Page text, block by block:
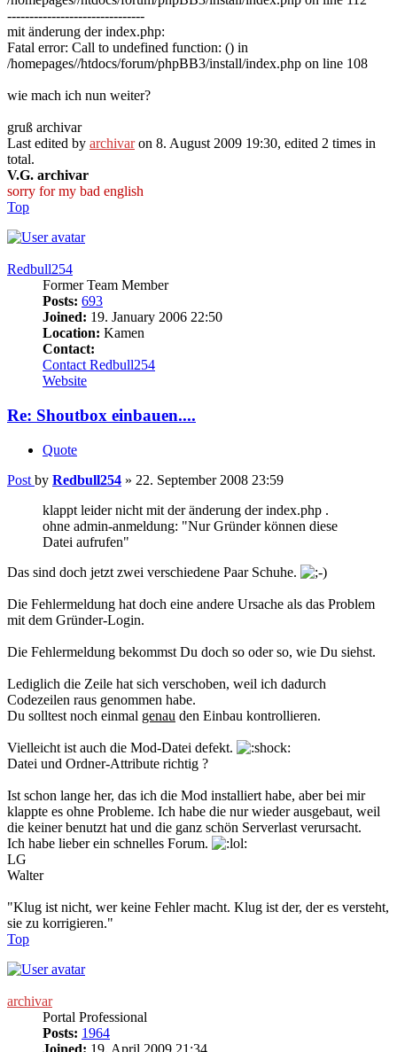
-------------------------------
mit änderung der index.php:
Fatal error: Call to undefined function: () in
/homepages//htdocs/forum/phpBB3/install/index.php on line 108
wie mach ich nun weiter?
gruß archivar
Last edited by archivaron 8. August 2009 19:30, edited 2 times in
total.
V.G. archivar
sorry for my bad english
Top
Redbull254
Former Team Member
Posts: 693
Joined: 19. January 2006 22:50
Location: Kamen
Contact:
Contact Redbull254
Website
Re: Shoutbox einbauen....
Quote
Post by Redbull254 » 22. September 2008 23:59
klappt leider nicht mit der änderung der index.php .
ohne admin-anmeldung: "Nur Gründer können diese
Datei aufrufen"
Das sind doch jetzt zwei verschiedene Paar Schuhe.
Die Fehlermeldung hat doch eine andere Ursache als das Problem
mit dem Gründer-Login.
Die Fehlermeldung bekommst Du doch so oder so, wie Du siehst.
Lediglich die Zeile hat sich verschoben, weil ich dadurch
Codezeilen raus genommen habe.
Du solltest noch einmal genau den Einbau kontrollieren.
Vielleicht ist auch die Mod-Datei defekt.
Datei und Ordner-Attribute richtig ?
Ist schon lange her, das ich die Mod installiert habe, aber bei mir
klappte es ohne Probleme. Ich habe die nur wieder ausgebaut, weil
die keiner benutzt hat und die ganz schön Serverlast verursacht.
Ich habe lieber ein schnelles Forum.
LG
Walter
"Klug ist nicht, wer keine Fehler macht. Klug ist der, der es versteht,
sie zu korrigieren."
Top
archivar
Portal Professional
Posts: 1964
Joined: 19. April 2009 21:34